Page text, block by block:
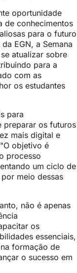
oportunidade
de conhecimentos
para o futuro
EGN, a Semana
atualizar sobre
para a
com as
os estudantes
para
preparar os futuros
mais digital e
objetivo é
processo
um ciclo de
meio dessas
não é apenas
os
essenciais,
formação de
o sucesso em